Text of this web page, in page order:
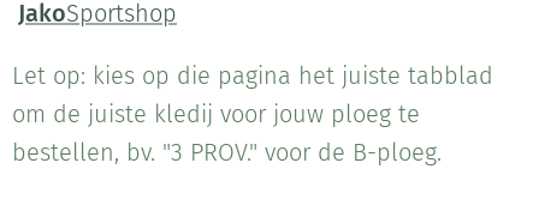
JakoSportshop
Let op: kies op die pagina het juiste tabblad
om de juiste kledij voor jouw ploeg te
bestellen, bv. "3 PROV." voor de B-ploeg.